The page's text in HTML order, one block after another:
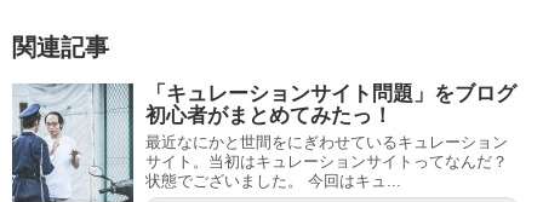
関連記事
「キュレーションサイト問題」をブログ
初心者がまとめてみたっ！
最近なにかと世間をにぎわせているキュレーション
サイト。当初はキュレーションサイトってなんだ？
状態でございました。 今回はキュ...